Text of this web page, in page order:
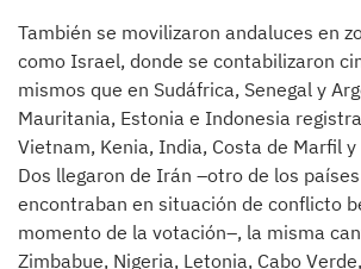
También se movilizaron andaluces en
como Israel, donde se contabilizaron
mismos que en Sudáfrica, Senegal y
Mauritania, Estonia e Indonesia
Vietnam, Kenia, India, Costa de Marfil
Dos llegaron de Irán –otro de los
encontraban en situación de conflicto
momento de la votación–, la misma
Zimbabue, Nigeria, Letonia, Cabo